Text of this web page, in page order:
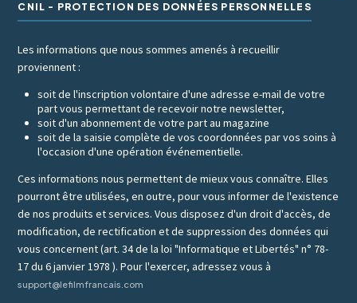
CNIL - PROTECTION DES DONNÉES PERSONNELLES
Les informations que nous sommes amenés à recueillir
proviennent :
soit de l'inscription volontaire d'une adresse e-mail de votre
part vous permettant de recevoir notre newsletter,
soit d'un abonnement de votre part au magazine
soit de la saisie complète de vos coordonnées par vos soins à
l'occasion d'une opération événementielle.
Ces informations nous permettent de mieux vous connaître. Elles
pourront être utilisées, en outre, pour vous informer de l'existence
de nos produits et services. Vous disposez d'un droit d'accès, de
modification, de rectification et de suppression des données qui
vous concernent (art. 34 de la loi "Informatique et Libertés" n° 78-
17 du 6 janvier 1978 ). Pour l'exercer, adressez vous à
support@lefilmfrancais.com